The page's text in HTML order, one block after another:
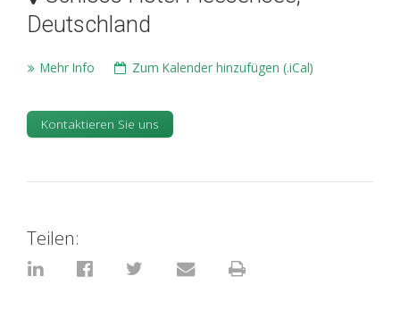
Deutschland
Mehr Info Zum Kalender hinzufügen (.iCal)
Kontaktieren Sie uns
Teilen: